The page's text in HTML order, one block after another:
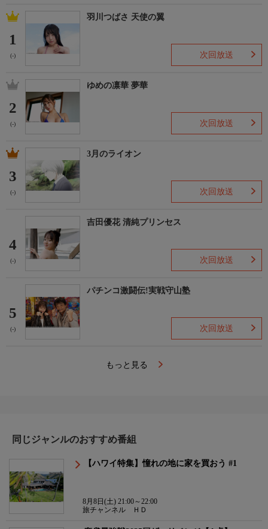
1
(-)
羽川つばさ 天使の翼
次回放送
2
(-)
ゆめの凛華 夢華
次回放送
3
(-)
3月のライオン
次回放送
4
(-)
吉田優花 清純プリンセス
次回放送
5
(-)
パチンコ激闘伝!実戦守山塾
次回放送
もっと見る
同じジャンルのおすすめ番組
【ハワイ特集】憧れの地に家を買おう #1
8月8日(土) 21:00～22:00
旅チャンネル ＨＤ